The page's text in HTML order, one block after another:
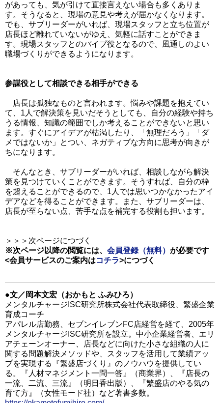
があっても、気が引けて直接言えない場合も多くありま
す。そうなると、現場の意見や考えが届かなくなります。
でも、サブリーダーがいれば、現場スタッフと立ち位置が
店長ほど離れていないがゆえ、気軽に話すことができま
す。現場スタッフとのパイプ役となるので、風通しのよい
職場づくりができるようになります。
参謀役として相談できる相手ができる
店長は孤独なものと言われます。悩みや課題を抱えてい
て、1人で解決策を見いだそうとしても、自分の経験や持ち
うる情報、知識の範囲でしか考えることができないと思い
ます。すぐにアイデアが枯渇したり、「無理だろう」「ダ
メではないか」とつい、ネガティブな方向に思考が向きが
ちになります。
そんなとき、サブリーダーがいれば、相談しながら解決
策を見つけていくことができます。そうすれば、自分の枠
を超えることができるので、1人では思いつかなかったアイ
デアなどを得ることができます。また、サブリーダーは、
店長が至らない点、苦手な点を補完する役割も担います。
＞＞＞次ページにつづく
※次ページ以降の閲覧には、 会員登録（無料） が必要です
<会員サービスのご案内はコチラ>につづく
●文／岡本文宏（おかもと ふみひろ）
メンタルチャージISC研究所株式会社代表取締役、繁盛企業
育成コーチ
アパレル店勤務、セブンイレブンFC店経営を経て、2005年
メンタルチャージISC研究所を設立。中小企業経営者、エリ
アチェーンオーナー、店長などに向けた小さな組織の人に
関する問題解決メソッドや、スタッフを活用して業績アッ
プを実現する『繁盛店づくり』のノウハウを提供してい
る。『人材マネジメント一問一答』（商業界）、『店長の
一流、二流、三流』（明日香出版）、『繁盛店のやる気の
育て方』（女性モード社）など著書多数。